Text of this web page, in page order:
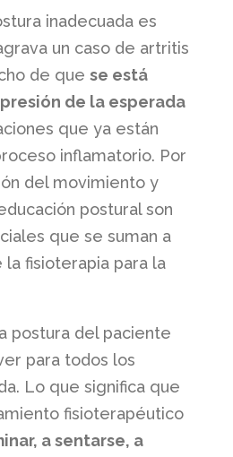
inadecuada es
un caso de artritis
de que se está
de la esperada
que ya están
inflamatorio. Por
del movimiento y
postural son
que se suman a
la fisioterapia para la
postura del paciente
para todos los
Lo que significa que
fisioterapéutico
a sentarse, a